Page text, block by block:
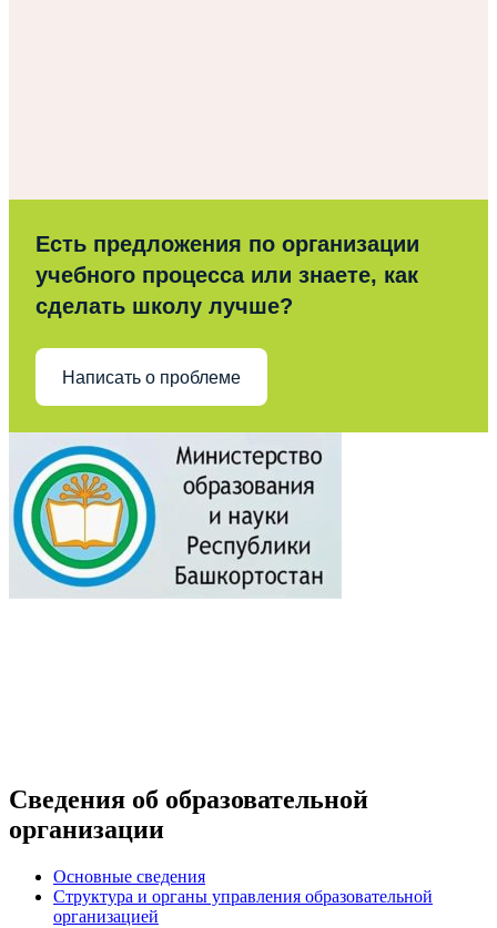
Есть предложения по организации
учебного процесса или знаете, как
сделать школу лучше?
Написать о проблеме
Сведения об образовательной
организации
Основные сведения
Структура и органы управления образовательной
организацией